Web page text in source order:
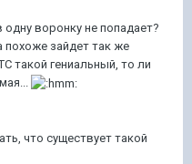
воронку не попадает?
зайдет так же
такой гениальный, то ли
что существует такой